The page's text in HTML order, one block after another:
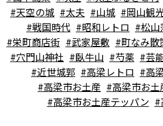
天空の城
太夫 山城 岡山観
戦国時代
昭和レトロ 松山
栄町商店街
武家屋敷 町なみ散
穴門山神社
臥牛山 芍薬 芸
近世城郭
高梁レトロ 高
高梁市お土産
高梁市お土
高梁市お土産テッパン